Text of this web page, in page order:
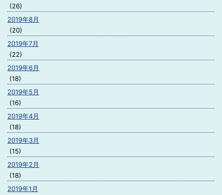
(26)
2019年8月
(20)
2019年7月
(22)
2019年6月
(18)
2019年5月
(16)
2019年4月
(18)
2019年3月
(15)
2019年2月
(18)
2019年1月